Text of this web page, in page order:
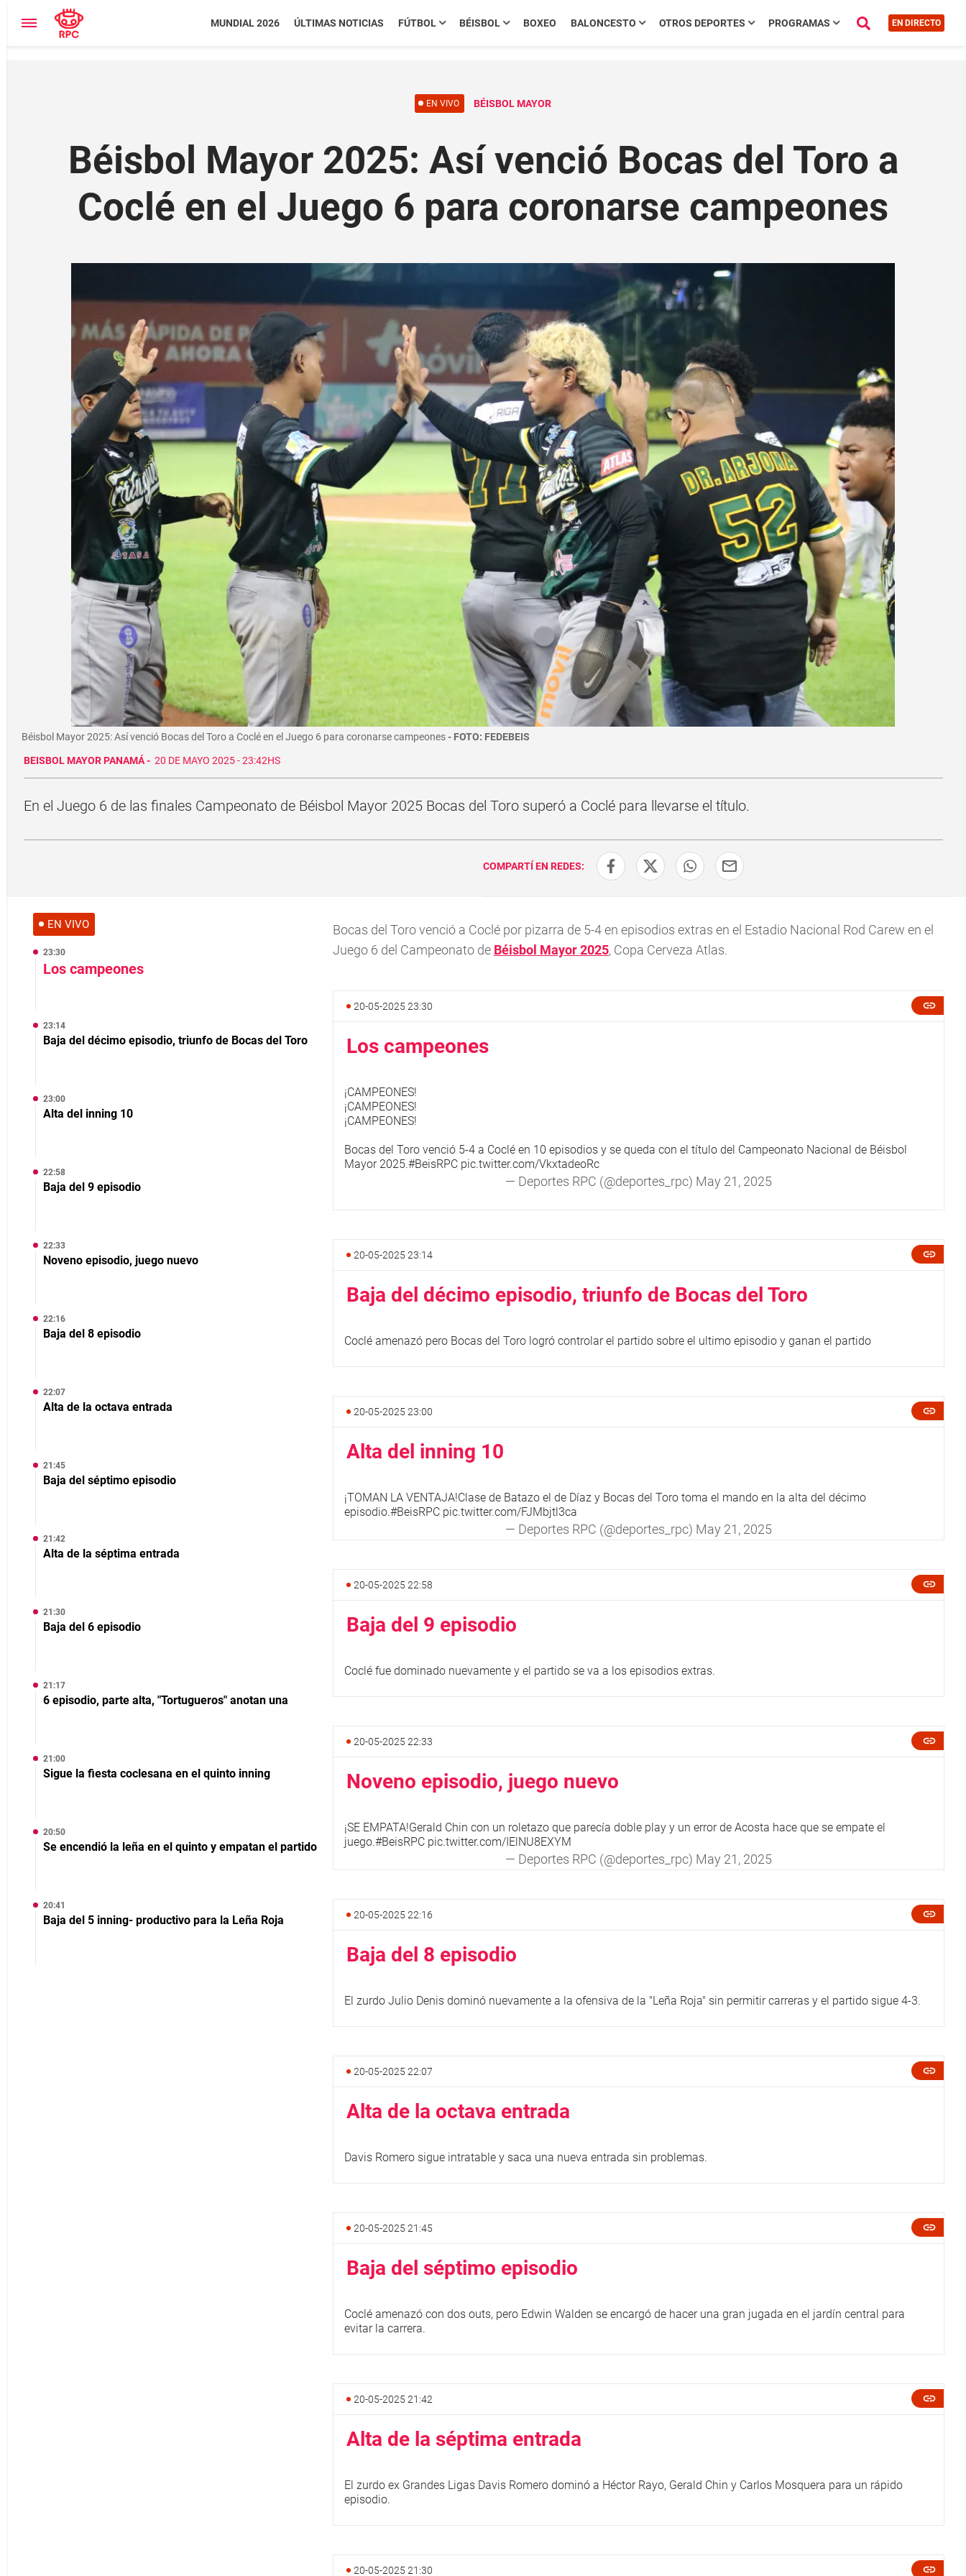
MUNDIAL 2026 ÚLTIMAS NOTICIAS FÚTBOL BÉISBOL BOXEO BALONCESTO OTROS DEPORTES PROGRAMAS EN DIRECTO
EN VIVO BÉISBOL MAYOR
Béisbol Mayor 2025: Así venció Bocas del Toro a
Coclé en el Juego 6 para coronarse campeones
Béisbol Mayor 2025: Así venció Bocas del Toro a Coclé en el Juego 6 para coronarse campeones FOTO: FEDEBEIS
BEISBOL MAYOR PANAMÁ- 20 DE MAYO 2025 - 23:42HS
En el Juego 6 de las finales Campeonato de Béisbol Mayor 2025 Bocas del Toro superó a Coclé para llevarse el título.
COMPARTÍ EN REDES:
EN VIVO
23:30
Los campeones
23:14
Baja del décimo episodio, triunfo de Bocas del Toro
23:00
Alta del inning 10
22:58
Baja del 9 episodio
22:33
Noveno episodio, juego nuevo
22:16
Baja del 8 episodio
22:07
Alta de la octava entrada
21:45
Baja del séptimo episodio
21:42
Alta de la séptima entrada
21:30
Baja del 6 episodio
21:17
6 episodio, parte alta, "Tortugueros" anotan una
21:00
Sigue la fiesta coclesana en el quinto inning
20:50
Se encendió la leña en el quinto y empatan el partido
20:41
Baja del 5 inning- productivo para la Leña Roja
Bocas del Toro venció a Coclé por pizarra de 5-4 en episodios extras en el Estadio Nacional Rod Carew en el
Juego 6 del Campeonato de Béisbol Mayor 2025, Copa Cerveza Atlas.
20-05-2025 23:30
Los campeones
¡CAMPEONES!
¡CAMPEONES!
¡CAMPEONES!
Bocas del Toro venció 5-4 a Coclé en 10 episodios y se queda con el título del Campeonato Nacional de Béisbol
Mayor 2025.#BeisRPC pic.twitter.com/VkxtadeoRc
— Deportes RPC (@deportes_rpc) May 21, 2025
20-05-2025 23:14
Baja del décimo episodio, triunfo de Bocas del Toro
Coclé amenazó pero Bocas del Toro logró controlar el partido sobre el ultimo episodio y ganan el partido
20-05-2025 23:00
Alta del inning 10
¡TOMAN LA VENTAJA!Clase de Batazo el de Díaz y Bocas del Toro toma el mando en la alta del décimo
episodio.#BeisRPC pic.twitter.com/FJMbjtl3ca
— Deportes RPC (@deportes_rpc) May 21, 2025
20-05-2025 22:58
Baja del 9 episodio
Coclé fue dominado nuevamente y el partido se va a los episodios extras.
20-05-2025 22:33
Noveno episodio, juego nuevo
¡SE EMPATA!Gerald Chin con un roletazo que parecía doble play y un error de Acosta hace que se empate el
juego.#BeisRPC pic.twitter.com/IElNU8EXYM
— Deportes RPC (@deportes_rpc) May 21, 2025
20-05-2025 22:16
Baja del 8 episodio
El zurdo Julio Denis dominó nuevamente a la ofensiva de la "Leña Roja" sin permitir carreras y el partido sigue 4-3.
20-05-2025 22:07
Alta de la octava entrada
Davis Romero sigue intratable y saca una nueva entrada sin problemas.
20-05-2025 21:45
Baja del séptimo episodio
Coclé amenazó con dos outs, pero Edwin Walden se encargó de hacer una gran jugada en el jardín central para
evitar la carrera.
20-05-2025 21:42
Alta de la séptima entrada
El zurdo ex Grandes Ligas Davis Romero dominó a Héctor Rayo, Gerald Chin y Carlos Mosquera para un rápido
episodio.
20-05-2025 21:30